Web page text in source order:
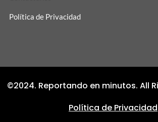
Política de Privacidad
©2024. Reportando en minutos. All
Política de Privacidad